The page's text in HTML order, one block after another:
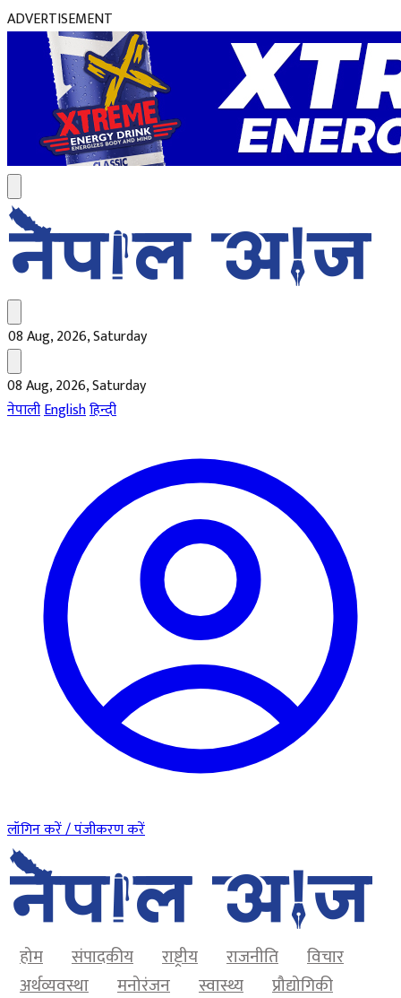
ADVERTISEMENT
08 Aug, 2026, Saturday
08 Aug, 2026, Saturday
नेपालीEnglishहिन्दी
लॉगिन करें / पंजीकरण करें
होम संपादकीय राष्ट्रीय राजनीति
विचार
अर्थव्यवस्था
मनोरंजन स्वास्थ्य
प्रौद्योगिकी